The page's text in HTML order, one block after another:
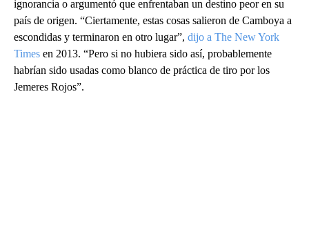
ignorancia o argumentó que enfrentaban un destino peor en su
país de origen. “Ciertamente, estas cosas salieron de Camboya a
escondidas y terminaron en otro lugar”, dijo a The New York
Times en 2013. “Pero si no hubiera sido así, probablemente
habrían sido usadas como blanco de práctica de tiro por los
Jemeres Rojos”.